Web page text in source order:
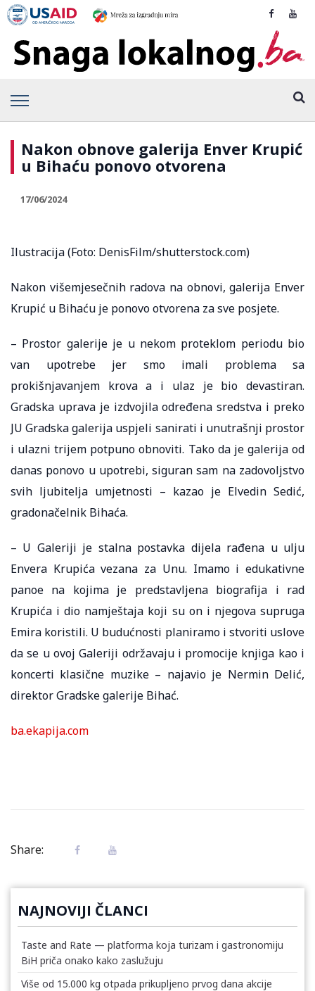
Nakon obnove galerija Enver Krupić
u Bihaću ponovo otvorena
17/06/2024
Ilustracija (Foto: DenisFilm/shutterstock.com)
Nakon višemjesečnih radova na obnovi, galerija Enver
Krupić u Bihaću je ponovo otvorena za sve posjete.
– Prostor galerije je u nekom proteklom periodu bio
van upotrebe jer smo imali problema sa
prokišnjavanjem krova a i ulaz je bio devastiran.
Gradska uprava je izdvojila određena sredstva i preko
JU Gradska galerija uspjeli sanirati i unutrašnji prostor
i ulazni trijem potpuno obnoviti. Tako da je galerija od
danas ponovo u upotrebi, siguran sam na zadovoljstvo
svih ljubitelja umjetnosti – kazao je Elvedin Sedić,
gradonačelnik Bihaća.
– U Galeriji je stalna postavka dijela rađena u ulju
Envera Krupića vezana za Unu. Imamo i edukativne
panoe na kojima je predstavljena biografija i rad
Krupića i dio namještaja koji su on i njegova supruga
Emira koristili. U budućnosti planiramo i stvoriti uslove
da se u ovoj Galeriji održavaju i promocije knjiga kao i
koncerti klasične muzike – najavio je Nermin Delić,
direktor Gradske galerije Bihać.
ba.ekapija.com
Share:
NAJNOVIJI ČLANCI
Taste and Rate — platforma koja turizam i gastronomiju
BiH priča onako kako zaslužuju
Više od 15.000 kg otpada prikupljeno prvog dana akcije